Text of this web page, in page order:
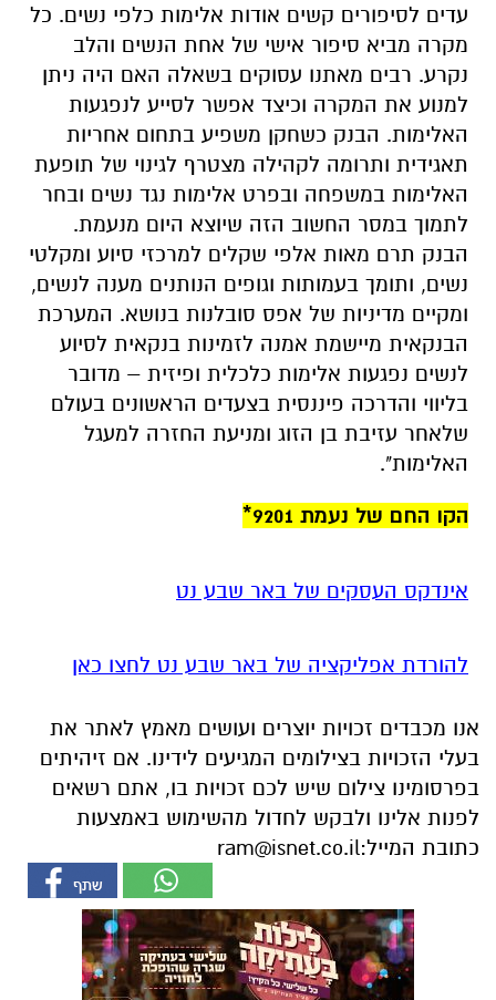
עדים לסיפורים קשים אודות אלימות כלפי נשים. כל
מקרה מביא סיפור אישי של אחת הנשים והלב
נקרע. רבים מאתנו עסוקים בשאלה האם היה ניתן
למנוע את המקרה וכיצד אפשר לסייע לנפגעות
האלימות. הבנק כשחקן משפיע בתחום אחריות
תאגידית ותרומה לקהילה מצטרף לגינוי של תופעת
האלימות במשפחה ובפרט אלימות נגד נשים ובחר
לתמוך במסר החשוב הזה שיוצא היום מנעמת.
הבנק תרם מאות אלפי שקלים למרכזי סיוע ומקלטי
נשים, ותומך בעמותות וגופים הנותנים מענה לנשים,
ומקיים מדיניות של אפס סובלנות בנושא. המערכת
הבנקאית מיישמת אמנה לזמינות בנקאית לסיוע
לנשים נפגעות אלימות כלכלית ופיזית – מדובר
בליווי והדרכה פיננסית בצעדים הראשונים בעולם
שלאחר עזיבת בן הזוג ומניעת החזרה למעגל
האלימות".
הקו החם של נעמת 9201*
אינדקס העסקים של באר שבע נט
להורדת אפליקציה של באר שבע נט לחצו כאן
אנו מכבדים זכויות יוצרים ועושים מאמץ לאתר את
בעלי הזכויות בצילומים המגיעים לידינו. אם זיהיתים
בפרסומינו צילום שיש לכם זכויות בו, אתם רשאים
לפנות אלינו ולבקש לחדול מהשימוש באמצעות
כתובת המייל:ram@isnet.co.il